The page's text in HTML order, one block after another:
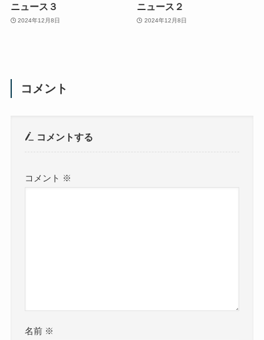
ニュース３
2024年12月8日
ニュース２
2024年12月8日
コメント
コメントする
コメント ※
名前 ※